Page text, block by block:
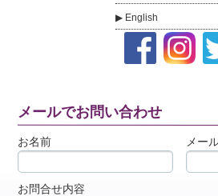
English
メールでお問い合わせ
お名前 メー
お問合せ内容